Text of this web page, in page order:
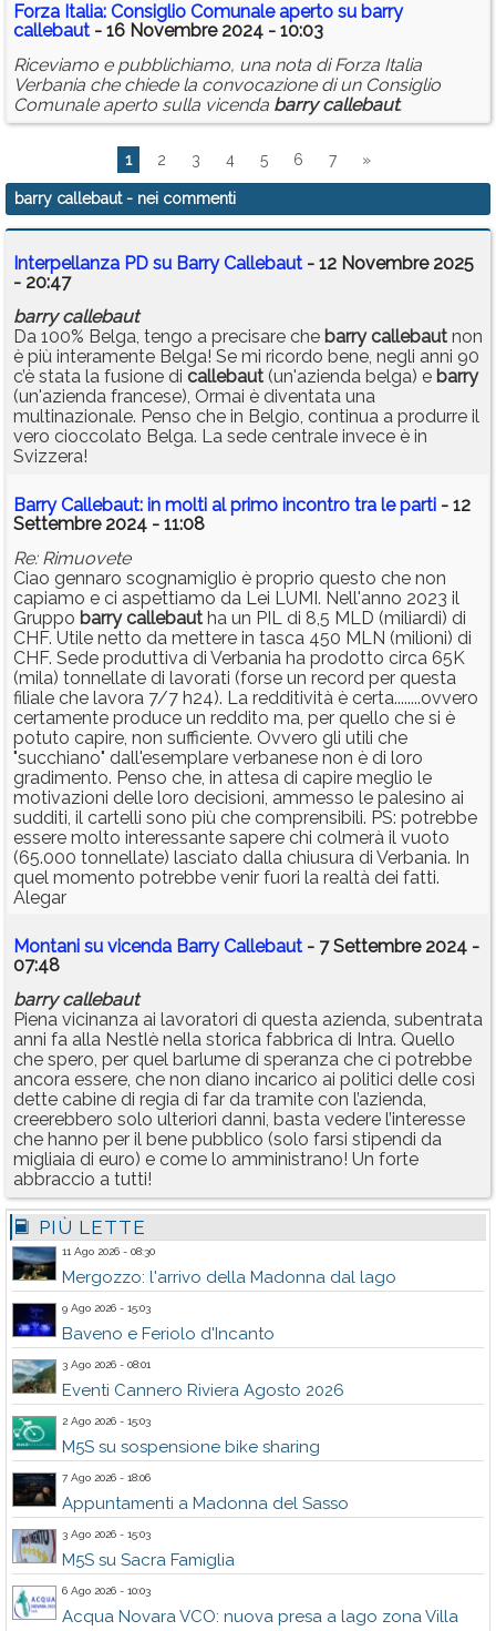
Forza Italia: Consiglio Comunale aperto su barry
callebaut - 16 Novembre 2024 - 10:03
Riceviamo e pubblichiamo, una nota di Forza Italia
Verbania che chiede la convocazione di un Consiglio
Comunale aperto sulla vicenda barry callebaut.
1 2 3 4 5 6 7 »
barry callebaut- nei commenti
Interpellanza PD su Barry Callebaut - 12 Novembre 2025
- 20:47
barry callebaut
Da 100% Belga, tengo a precisare che barry callebaut non
è più interamente Belga! Se mi ricordo bene, negli anni 90
c’è stata la fusione di callebaut (un'azienda belga) e barry
(un'azienda francese), Ormai è diventata una
multinazionale. Penso che in Belgio, continua a produrre il
vero cioccolato Belga. La sede centrale invece è in
Svizzera!
Barry Callebaut: in molti al primo incontro tra le parti - 12
Settembre 2024 - 11:08
Re: Rimuovete
Ciao gennaro scognamiglio è proprio questo che non
capiamo e ci aspettiamo da Lei LUMI. Nell'anno 2023 il
Gruppo barry callebaut ha un PIL di 8,5 MLD (miliardi) di
CHF. Utile netto da mettere in tasca 450 MLN (milioni) di
CHF. Sede produttiva di Verbania ha prodotto circa 65K
(mila) tonnellate di lavorati (forse un record per questa
filiale che lavora 7/7 h24). La redditività è certa........ovvero
certamente produce un reddito ma, per quello che si è
potuto capire, non sufficiente. Ovvero gli utili che
"succhiano" dall'esemplare verbanese non è di loro
gradimento. Penso che, in attesa di capire meglio le
motivazioni delle loro decisioni, ammesso le palesino ai
sudditi, il cartelli sono più che comprensibili. PS: potrebbe
essere molto interessante sapere chi colmerà il vuoto
(65.000 tonnellate) lasciato dalla chiusura di Verbania. In
quel momento potrebbe venir fuori la realtà dei fatti.
Alegar
Montani su vicenda Barry Callebaut - 7 Settembre 2024 -
07:48
barry callebaut
Piena vicinanza ai lavoratori di questa azienda, subentrata
anni fa alla Nestlè nella storica fabbrica di Intra. Quello
che spero, per quel barlume di speranza che ci potrebbe
ancora essere, che non diano incarico ai politici delle così
dette cabine di regia di far da tramite con l’azienda,
creerebbero solo ulteriori danni, basta vedere l’interesse
che hanno per il bene pubblico (solo farsi stipendi da
migliaia di euro) e come lo amministrano! Un forte
abbraccio a tutti!
PIÙ LETTE
11 Ago 2026 - 08:30
Mergozzo: l'arrivo della Madonna dal lago
9 Ago 2026 - 15:03
Baveno e Feriolo d'Incanto
3 Ago 2026 - 08:01
Eventi Cannero Riviera Agosto 2026
2 Ago 2026 - 15:03
M5S su sospensione bike sharing
7 Ago 2026 - 18:06
Appuntamenti a Madonna del Sasso
3 Ago 2026 - 15:03
M5S su Sacra Famiglia
6 Ago 2026 - 10:03
Acqua Novara VCO: nuova presa a lago zona Villa